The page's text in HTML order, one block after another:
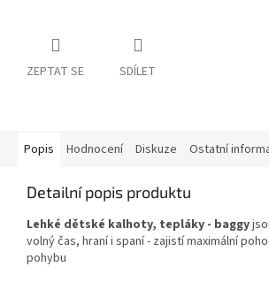
ZEPTAT SE SDÍLET
Popis Hodnocení Diskuze Ostatní
Detailní popis produktu
Lehké dětské kalhoty, tepláky - baggy
volný čas, hraní i spaní - zajistí maximální
pohybu